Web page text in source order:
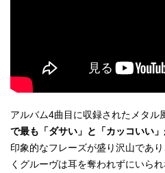
アルバム4曲目に収録されたメタル
で最も「ダサい」と「カッコいい
印象的なフレーズが盛り沢山であ
くグルーヴは耳を奪われずにいら